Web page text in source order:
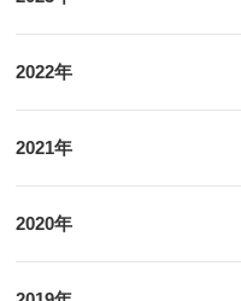
2022年
2021年
2020年